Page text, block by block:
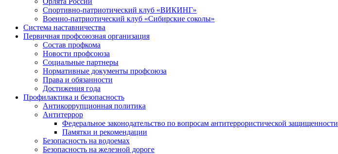
Спортивно-патриотический клуб «ВИКИНГ»
Военно-патриотический клуб «Сибирские соколы»
Система наставничества
Первичная профсоюзная организация
Состав профкома
Новости профсоюза
Социальные партнеры
Нормативные документы профсоюза
Права и обязанности
Достижения года
Профилактика и безопасность
Антикоррупционная политика
Антитеррор
Федеральное законодательство по вопросам антитеррористической защищенности
Памятки и рекомендации
Безопасность на водоемах
Безопасность на железной дороге